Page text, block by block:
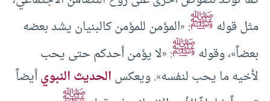
مثل قولهﷺ: «المؤمن للمؤمن كالبنيان يشد بعضه
بعضاً»، وقولهﷺ: «لا يؤمن أحدكم حتى يحب
لأخيه ما يحب لنفسه». ويعكسالحديث النبويأيضاً